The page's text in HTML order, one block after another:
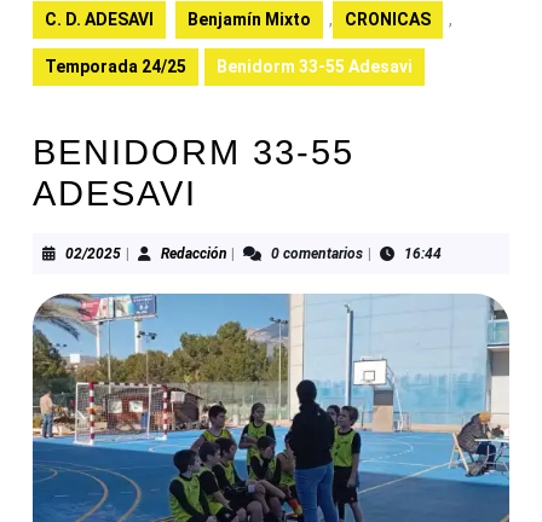
C. D. ADESAVI Benjamín Mixto , CRONICAS ,
Temporada 24/25 Benidorm 33-55 Adesavi
BENIDORM 33-55
ADESAVI
02/202502/2025RedacciónRedacción0 comentarios 16:44